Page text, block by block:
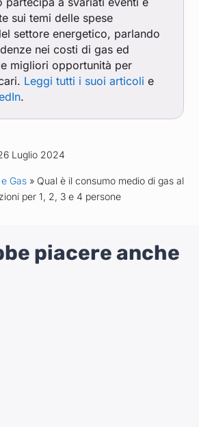
sui temi delle spese
settore energetico, parlando
nei costi di gas ed
migliori opportunità per
Leggi tutti i suoi articoli e
.
Luglio 2024
Gas» Qual è il consumo medio di gas al
per 1, 2, 3 e 4 persone
piacere anche